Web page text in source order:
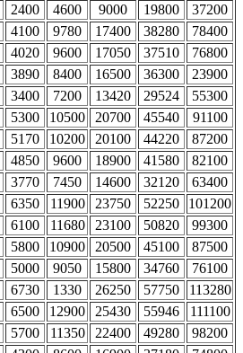
2400 4600 9000 19800 37200
4100 9780 17400 38280
78400
4020 9600 17050 37510
76800
3890 8400 16500 36300
23900
3400 7200 13420 29524 55300
5300 10500 20700 45540
91100
5170 10200 20100 44220
87200
4850 9600 18900 41580
82100
3770 7450 14600 32120 63400
6350 11900 23750 52250
101200
6100 11680 23100 50820
99300
5800 10900 20500 45100
87500
5000 9050 15800 34760 76100
6730 1330 26250 57750
113280
6500 12900 25430 55946
111100
5700 11350 22400 49280
98200